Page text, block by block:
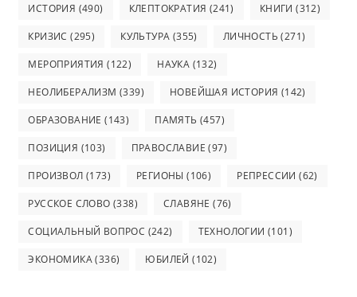
ИСТОРИЯ (490) КЛЕПТОКРАТИЯ (241) КНИГИ (312)
КРИЗИС (295) КУЛЬТУРА (355) ЛИЧНОСТЬ (271)
МЕРОПРИЯТИЯ (122) НАУКА (132)
НЕОЛИБЕРАЛИЗМ (339) НОВЕЙШАЯ ИСТОРИЯ (142)
ОБРАЗОВАНИЕ (143) ПАМЯТЬ (457)
ПОЗИЦИЯ (103) ПРАВОСЛАВИЕ (97)
ПРОИЗВОЛ (173) РЕГИОНЫ (106) РЕПРЕССИИ (62)
РУССКОЕ СЛОВО (338) СЛАВЯНЕ (76)
СОЦИАЛЬНЫЙ ВОПРОС (242) ТЕХНОЛОГИИ (101)
ЭКОНОМИКА(336) ЮБИЛЕЙ (102)